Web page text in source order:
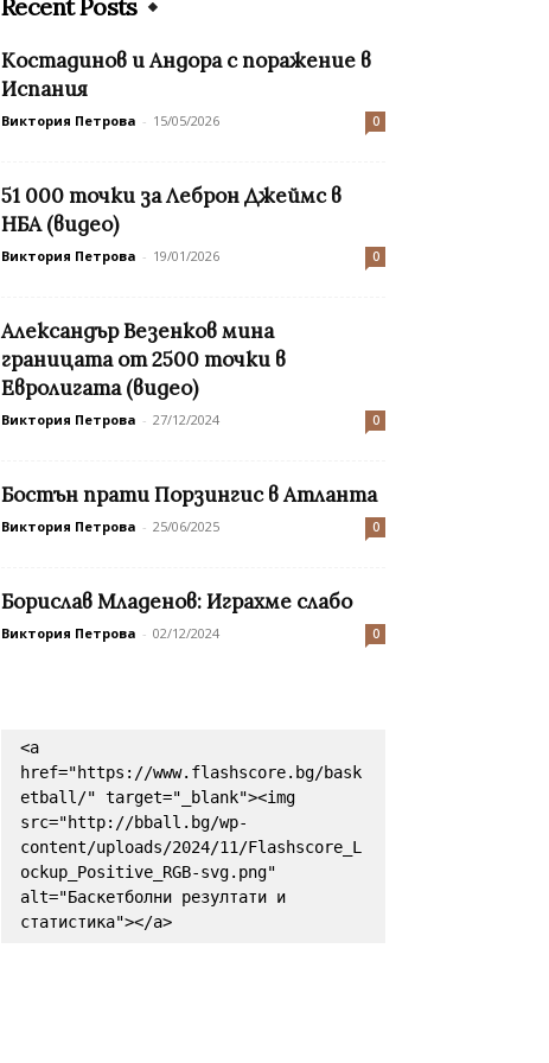
Recent Posts
Костадинов и Андора с поражение в
Испания
Виктория Петрова - 15/05/2026 0
51 000 точки за Леброн Джеймс в
НБА (видео)
Виктория Петрова - 19/01/2026 0
Александър Везенков мина
границата от 2500 точки в
Евролигата (видео)
Виктория Петрова - 27/12/2024 0
Бостън прати Порзингис в Атланта
Виктория Петрова - 25/06/2025 0
Борислав Младенов: Играхме слабо
Виктория Петрова - 02/12/2024 0
<a
href="https://www.flashscore.bg/bask
etball/" target="_blank"><img
src="http://bball.bg/wp-
content/uploads/2024/11/Flashscore_L
ockup_Positive_RGB-svg.png"
alt="Баскетболни резултати и
статистика"></a>